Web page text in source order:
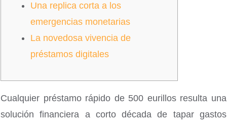
Una replica corta a los
emergencias monetarias
La novedosa vivencia de
préstamos digitales
Cualquier préstamo rápido de 500 eurillos resulta una
solución financiera a corto década de tapar gastos